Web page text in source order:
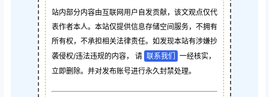
站内部分内容由互联网用户自发贡献，该文观点仅代
表作者本人。本站仅提供信息存储空间服务，不拥有
所有权，不承担相关法律责任。如发现本站有涉嫌抄
袭侵权/违法违规的内容， 请 联系我们
一经核实，
立即删除。并对发布账号进行永久封禁处理。